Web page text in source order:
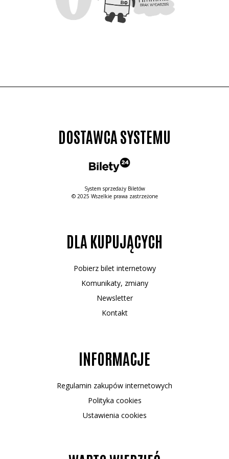
DOSTAWCA SYSTEMU
System sprzedaży Biletów
© 2025 Wszelkie prawa zastrzeżone
DLA KUPUJĄCYCH
Pobierz bilet internetowy
Komunikaty, zmiany
Newsletter
Kontakt
INFORMACJE
Regulamin zakupów internetowych
Polityka cookies
Ustawienia cookies